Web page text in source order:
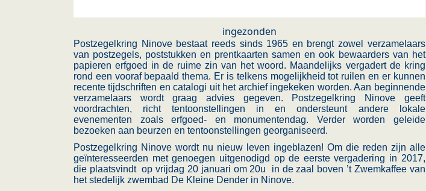
ingezonden
Postzegelkring Ninove bestaat reeds sinds 1965 en brengt zowel verzamelaars
van postzegels, poststukken en prentkaarten samen en ook bewaarders van het
papieren erfgoed in de ruime zin van het woord. Maandelijks vergadert de kring
rond een vooraf bepaald thema. Er is telkens mogelijkheid tot ruilen en er kunnen
recente tijdschriften en catalogi uit het archief ingekeken worden. Aan beginnende
verzamelaars wordt graag advies gegeven. Postzegelkring Ninove geeft
voordrachten, richt tentoonstellingen in en ondersteunt andere lokale
evenementen zoals erfgoed- en monumentendag. Verder worden geleide
bezoeken aan beurzen en tentoonstellingen georganiseerd.
Postzegelkring Ninove wordt nu nieuw leven ingeblazen! Om die reden zijn alle
geïnteresseerden met genoegen uitgenodigd op de eerste vergadering in 2017,
die plaatsvindt op vrijdag 20 januari om 20u in de zaal boven ’t Zwemkaffee van
het stedelijk zwembad De Kleine Dender in Ninove.